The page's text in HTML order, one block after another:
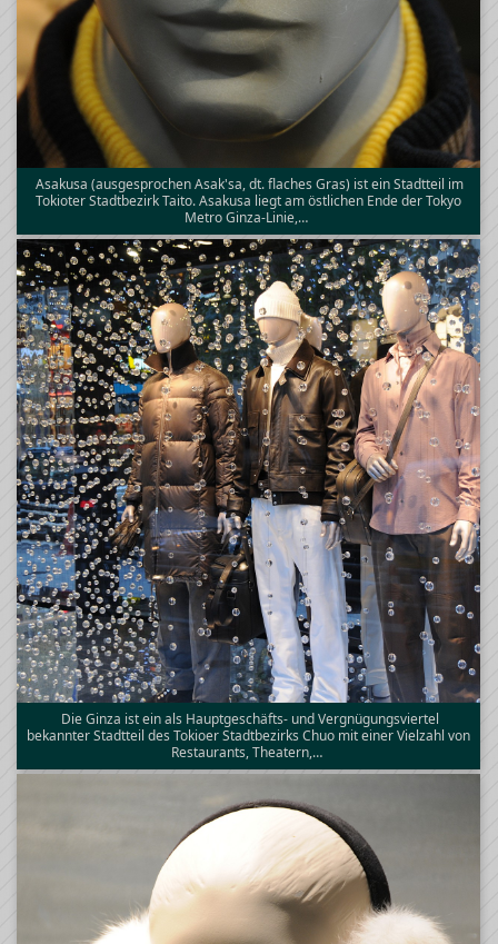
Asakusa (ausgesprochen Asak'sa, dt. flaches Gras) ist ein Stadtteil im
Tokioter Stadtbezirk Taito. Asakusa liegt am östlichen Ende der Tokyo
Metro Ginza-Linie,…
Die Ginza ist ein als Hauptgeschäfts- und Vergnügungsviertel
bekannter Stadtteil des Tokioer Stadtbezirks Chuo mit einer Vielzahl von
Restaurants, Theatern,…